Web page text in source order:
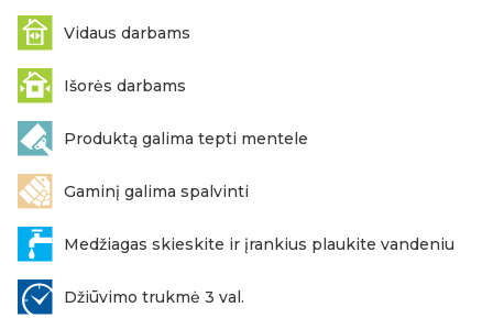
Vidaus darbams
Išorės darbams
Produktą galima tepti mentele
Gaminį galima spalvinti
Medžiagas skieskite ir įrankius plaukite vandeniu
Džiūvimo trukmė 3 val.